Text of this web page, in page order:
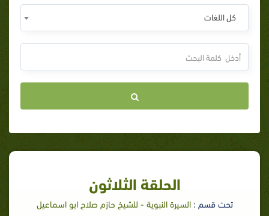
كل اللغات
الحلقة الثلاثون
تحت قسم :السيرة النبوية - للشيخ حازم صلاح ابو اسماعيل